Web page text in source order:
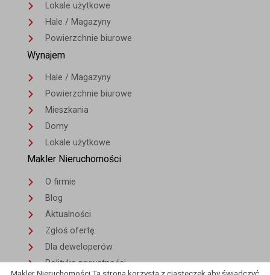
Lokale użytkowe
Hale / Magazyny
Powierzchnie biurowe
Wynajem
Hale / Magazyny
Powierzchnie biurowe
Mieszkania
Domy
Lokale użytkowe
Makler Nieruchomości
O firmie
Blog
Aktualności
Zgłoś ofertę
Dla deweloperów
Polityka prywatności